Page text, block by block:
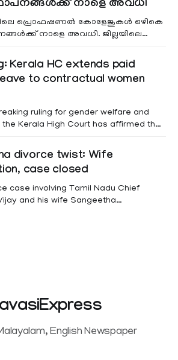
നാളെ അവധി
പ്രൊഫഷണൽ കോളേജുകൾ ഒഴികെ
നാളെ അവധി. ജില്ലയിലെ
Kerala HC extends paid
to contractual women
ruling for gender welfare and
Kerala High Court has affirmed that
paid medical leave following
under the Kerala Service Rules
divorce twist: Wife
case closed
case involving Tamil Nadu Chief
and his wife Sangeetha
a new turn after Sangeetha
English Newspaper